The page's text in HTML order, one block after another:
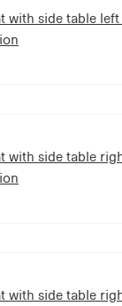
with side table
with side table
with side table